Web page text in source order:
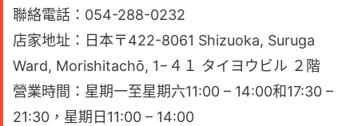
聯絡電話：054-288-0232
店家地址：日本〒422-8061 Shizuoka, Suruga
Ward, Morishitachō, 1−４１ タイヨウビル ２階
營業時間：星期一至星期六11:00 – 14:00和17:30 –
21:30，星期日11:00 – 14:00